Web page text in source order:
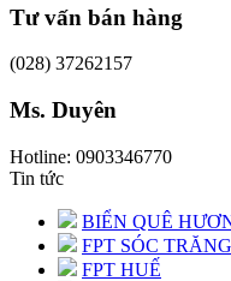
Tư vấn bán hàng
(028) 37262157
Ms. Duyên
Hotline: 0903346770
Tin tức
BIỂN QUÊ
FPT SÓC TRĂNG
FPT HUẾ